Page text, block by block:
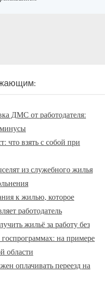
ДМС от работодателя:
что взять с собой при
из служебного жилья
к жилью, которое
работодатель
жильё за работу без
госпрограммах: на примере
области
оплачивать переезд на